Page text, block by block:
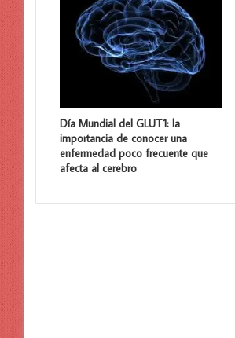
Día Mundial del GLUT1: la
importancia de conocer una
enfermedad poco frecuente que
afecta al cerebro